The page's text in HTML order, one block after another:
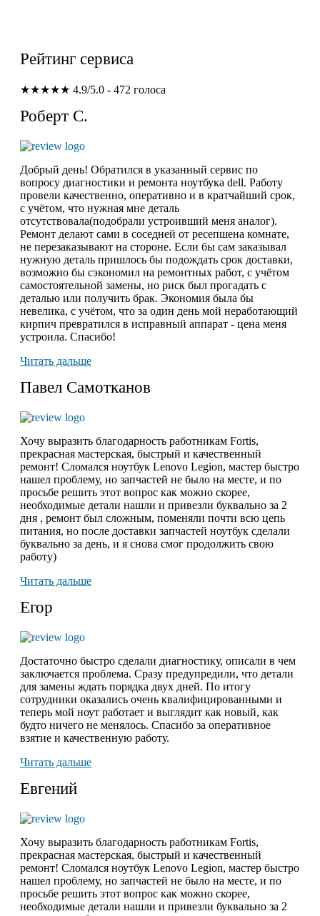
Рейтинг сервиса
★★★★★ 4.9/5.0 - 472 голоса
Роберт С.
Добрый день! Обратился в указанный сервис по
вопросу диагностики и ремонта ноутбука dell. Работу
провели качественно, оперативно и в кратчайший срок,
с учётом, что нужная мне деталь
отсутствовала(подобрали устроивший меня аналог).
Ремонт делают сами в соседней от ресепшена комнате,
не перезаказывают на стороне. Если бы сам заказывал
нужную деталь пришлось бы подождать срок доставки,
возможно бы сэкономил на ремонтных работ, с учётом
самостоятельной замены, но риск был прогадать с
деталью или получить брак. Экономия была бы
невелика, с учётом, что за один день мой неработающий
кирпич превратился в исправный аппарат - цена меня
устроила. Спасибо!
Читать дальше
Павел Самотканов
Хочу выразить благодарность работникам Fortis,
прекрасная мастерская, быстрый и качественный
ремонт! Сломался ноутбук Lenovo Legion, мастер быстро
нашел проблему, но запчастей не было на месте, и по
просьбе решить этот вопрос как можно скорее,
необходимые детали нашли и привезли буквально за 2
дня , ремонт был сложным, поменяли почти всю цепь
питания, но после доставки запчастей ноутбук сделали
буквально за день, и я снова смог продолжить свою
работу)
Читать дальше
Егор
Достаточно быстро сделали диагностику, описали в чем
заключается проблема. Сразу предупредили, что детали
для замены ждать порядка двух дней. По итогу
сотрудники оказались очень квалифицированными и
теперь мой ноут работает и выглядит как новый, как
будто ничего не менялось. Спасибо за оперативное
взятие и качественную работу.
Читать дальше
Евгений
Хочу выразить благодарность работникам Fortis,
прекрасная мастерская, быстрый и качественный
ремонт! Сломался ноутбук Lenovo Legion, мастер быстро
нашел проблему, но запчастей не было на месте, и по
просьбе решить этот вопрос как можно скорее,
необходимые детали нашли и привезли буквально за 2